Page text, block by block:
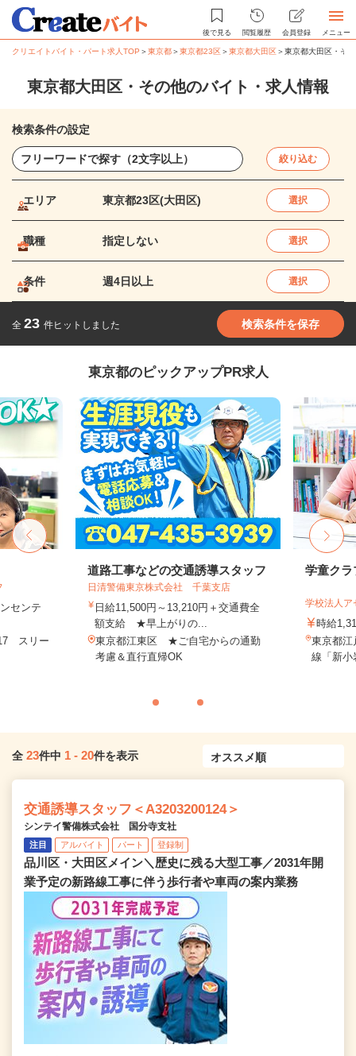
後で見る 閲覧履歴 会員登録 メニュー
クリエイトバイト・パート求人TOP ＞東京都＞東京都23区＞東京都大田区＞東京都大田区・そ
東京都大田区・その他のバイト・求人情報
検索条件の設定
絞り込む
エリア 東京都23区(大田区) 選択
職種 指定しない 選択
条件 週4日以上 選択
全 23 件ヒットしました 検索条件を保存
東京都のピックアップPR求人
センテ
スリー
道路工事などの交通誘導スタッフ
日清警備東京株式会社 千葉支店
日給11,500円～13,210円＋交通費全
額支給 ★早上がりの...
東京都江東区 ★ご自宅からの通勤
考慮＆直行直帰OK
学童クラ
学校法人
時給
東京都江
線「新小
全 23件中 1 - 20件を表示
交通誘導スタッフ＜A3203200124＞
シンテイ警備株式会社 国分寺支社
注目 アルバイト パート 登録制
品川区・大田区メイン＼歴史に残る大型工事／2031年開
業予定の新路線工事に伴う歩行者や車両の案内業務